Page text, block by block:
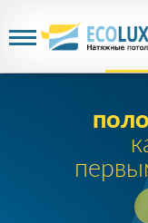
за
Акция